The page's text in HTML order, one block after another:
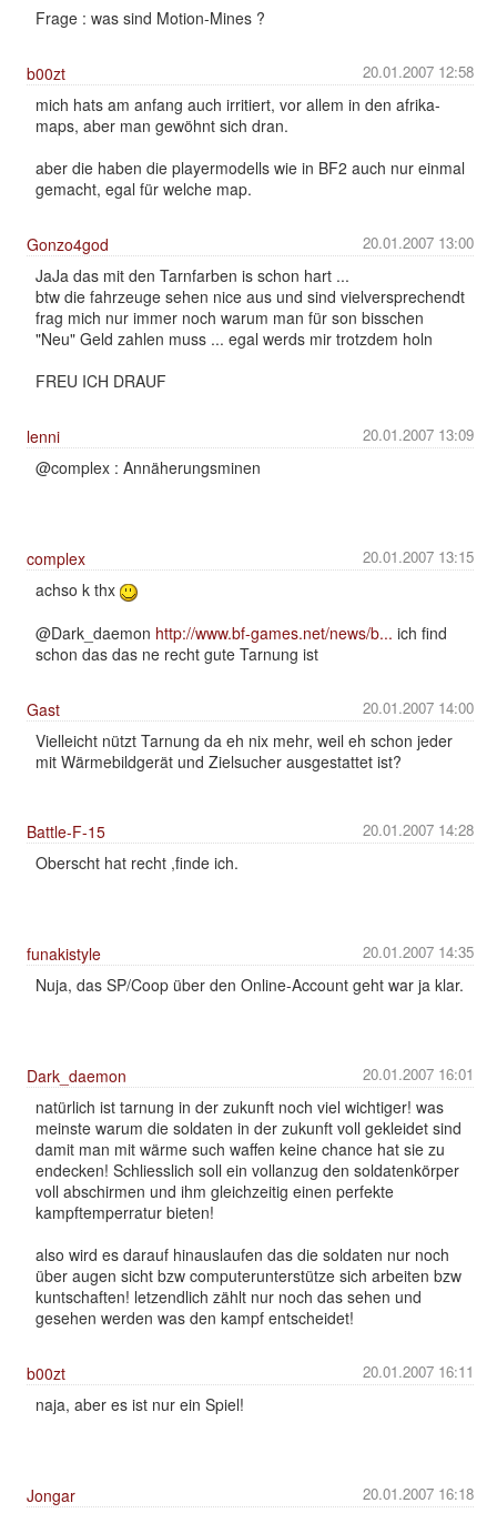
Frage : was sind Motion-Mines ?
20.01.2007 12:58
b00zt
mich hats am anfang auch irritiert, vor allem in den afrika-
maps, aber man gewöhnt sich dran.
aber die haben die playermodells wie in BF2 auch nur einmal
gemacht, egal für welche map.
20.01.2007 13:00
Gonzo4god
JaJa das mit den Tarnfarben is schon hart ...
btw die fahrzeuge sehen nice aus und sind vielversprechendt
frag mich nur immer noch warum man für son bisschen
"Neu" Geld zahlen muss ... egal werds mir trotzdem holn
FREU ICH DRAUF
20.01.2007 13:09
lenni
@complex : Annäherungsminen
20.01.2007 13:15
complex
achso k thx
@Dark_daemon http://www.bf-games.net/news/b... ich find
schon das das ne recht gute Tarnung ist
20.01.2007 14:00
Gast
Vielleicht nützt Tarnung da eh nix mehr, weil eh schon jeder
mit Wärmebildgerät und Zielsucher ausgestattet ist?
20.01.2007 14:28
Battle-F-15
Oberscht hat recht ,finde ich.
20.01.2007 14:35
funakistyle
Nuja, das SP/Coop über den Online-Account geht war ja klar.
20.01.2007 16:01
Dark_daemon
natürlich ist tarnung in der zukunft noch viel wichtiger! was
meinste warum die soldaten in der zukunft voll gekleidet sind
damit man mit wärme such waffen keine chance hat sie zu
endecken! Schliesslich soll ein vollanzug den soldatenkörper
voll abschirmen und ihm gleichzeitig einen perfekte
kampftemperratur bieten!
also wird es darauf hinauslaufen das die soldaten nur noch
über augen sicht bzw computerunterstütze sich arbeiten bzw
kuntschaften! letzendlich zählt nur noch das sehen und
gesehen werden was den kampf entscheidet!
20.01.2007 16:11
b00zt
naja, aber es ist nur ein Spiel!
20.01.2007 16:18
Jongar